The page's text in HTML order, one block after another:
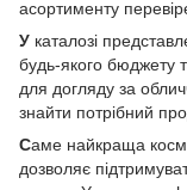
асортименту
У каталозі
будь-якого бюджету
для догляду за
знайти потрібний
Саме найкраща
дозволяє